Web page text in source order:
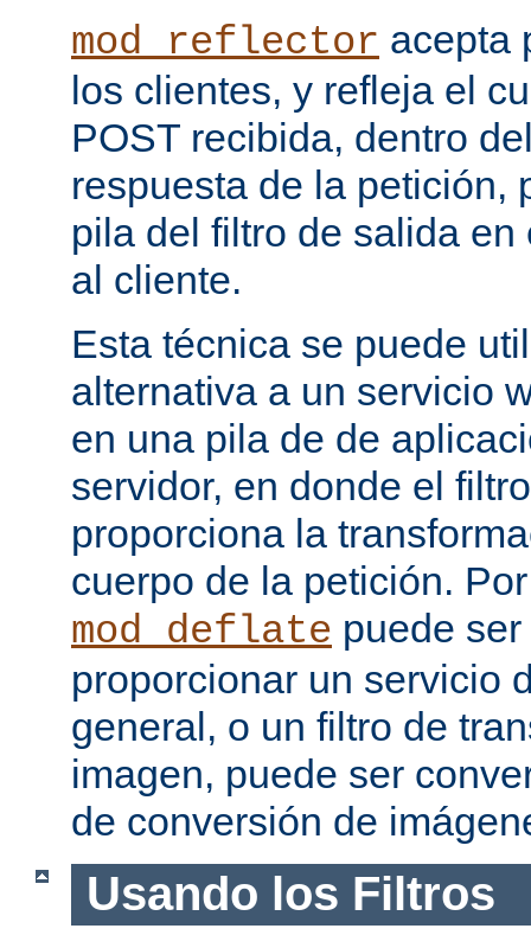
mod_reflector acepta
los clientes, y refleja el
POST recibida, dentro
respuesta de la petición,
pila del filtro de salida
al cliente.
Esta técnica se puede
alternativa a un servicio
en una pila de de
servidor, en donde el
proporciona la
cuerpo de la petición.
mod_deflate puede
proporcionar un servicio
general, o un filtro de
imagen, puede ser
de conversión de
Usando los Filtros